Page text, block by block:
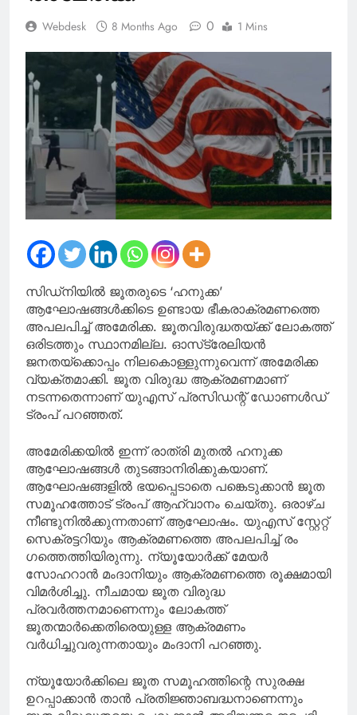
Webdesk 8 Months Ago 0 1 Mins
സിഡ്‌നിയിൽ ജൂതരുടെ ‘ഹനുക്ക’
ആഘോഷങ്ങൾക്കിടെ ഉണ്ടായ ഭീകരാക്രമണത്തെ
അപലപിച്ച് അമേരിക്ക. ജൂതവിരുദ്ധതയ്ക്ക് ലോകത്ത്
ഒരിടത്തും സ്ഥാനമില്ല. ഓസ്‌ട്രേലിയൻ
ജനതയ്ക്കൊപ്പം നിലകൊള്ളുന്നുവെന്ന് അമേരിക്ക
വ്യക്തമാക്കി. ജൂത വിരുദ്ധ ആക്രമണമാണ്
നടന്നതെന്നാണ് യുഎസ് പ്രസിഡന്റ് ഡോണള്‍ഡ്
ട്രംപ് പറഞ്ഞത്.
അമേരിക്കയില്‍ ഇന്ന് രാത്രി മുതല്‍ ഹനുക്ക
ആഘോഷങ്ങള്‍ തുടങ്ങാനിരിക്കുകയാണ്.
ആഘോഷങ്ങളില്‍ ഭയപ്പെടാതെ പങ്കെടുക്കാന്‍ ജൂത
സമൂഹത്തോട് ട്രംപ് ആഹ്വാനം ചെയ്തു. ഒരാഴ്ച
നീണ്ടുനില്‍ക്കുന്നതാണ് ആഘോഷം. യുഎസ് സ്റ്റേറ്റ്
സെക്രട്ടറിയും ആക്രമണത്തെ അപലപിച്ച് രം​
ഗത്തെത്തിയിരുന്നു. ന്യൂയോർക്ക് മേയർ
സോഹറാൻ മംദാനിയും ആക്രമണത്തെ രൂക്ഷമായി
വിമർശിച്ചു. നീചമായ ജൂത വിരുദ്ധ
പ്രവർത്തനമാണെന്നും ലോകത്ത്
ജൂതന്മാർക്കെതിരെയുള്ള ആക്രമണം
വർധിച്ചുവരുന്നതായും മംദാനി പറഞ്ഞു.
ന്യൂയോര്‍ക്കിലെ ജൂത സമൂഹത്തിന്റെ സുരക്ഷ
ഉറപ്പാക്കാന്‍ താന്‍ പ്രതിജ്ഞാബദ്ധനാണെന്നും